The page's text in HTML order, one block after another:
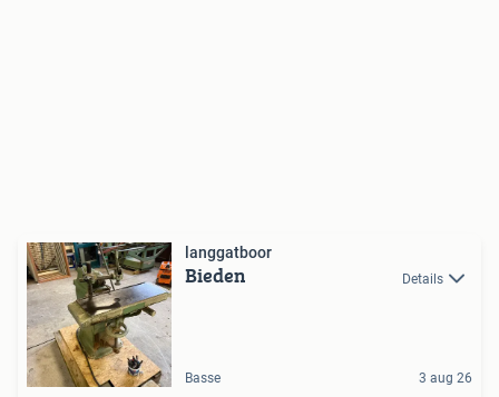
langgatboor
Bieden Details
Basse 3 aug 26